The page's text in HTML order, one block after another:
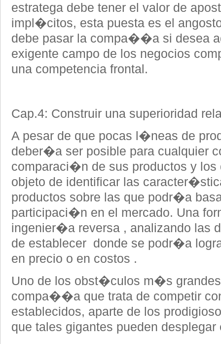
estratega debe tener el valor de
impl�citos, esta puesta es el
debe pasar la compa��a si desea
exigente campo de los negocios
una competencia frontal.
Cap.4: Construir una superioridad
A pesar de que pocas l�neas de
deber�a ser posible para cualquier
comparaci�n de sus productos y los
objeto de identificar las
productos sobre las que podr�a
participaci�n en el mercado. Una
ingenier�a reversa , analizando las
de establecer donde se podr�a
en precio o en costos .
Uno de los obst�culos m�s
compa��a que trata de competir
establecidos, aparte de los
que tales gigantes pueden